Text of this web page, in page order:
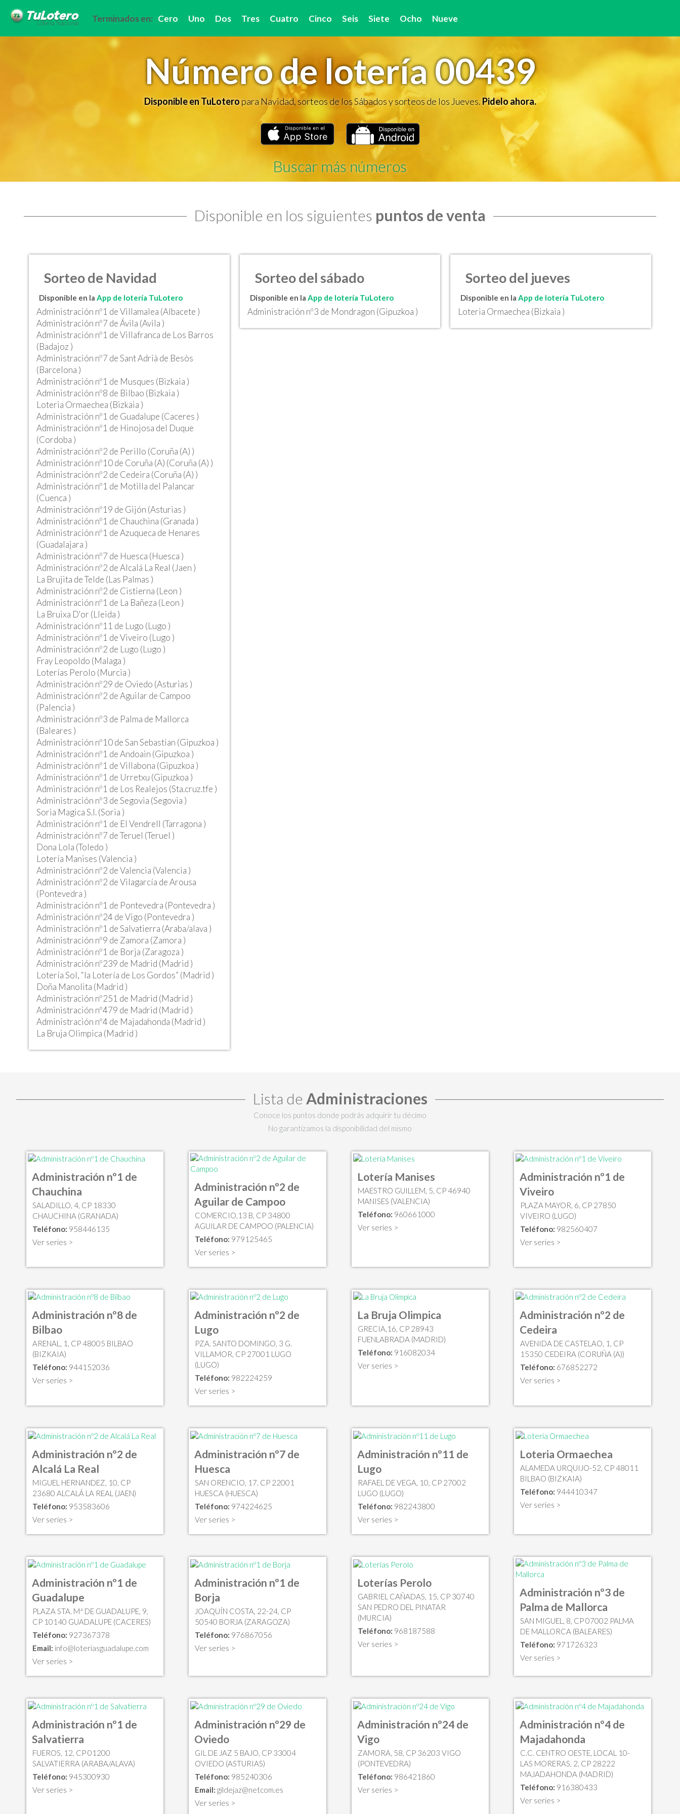
Terminados en: Cero Uno Dos Tres Cuatro Cinco Seis Siete Ocho Nueve
Número de lotería 00439
Disponible en TuLoteropara Navidad, sorteos de los Sábados y sorteos de los Jueves.Pidelo ahora.
Buscar más números
Disponible en los siguientes puntos de venta
Sorteo de Navidad
Disponible en la App de lotería TuLotero
Administración nº1 de Villamalea (Albacete )
Administración nº7 de Ávila (Avila )
Administración nº1 de Villafranca de Los Barros
(Badajoz )
Administración nº7 de Sant Adrià de Besòs
(Barcelona )
Administración nº1 de Musques (Bizkaia )
Administración nº8 de Bilbao (Bizkaia )
Loteria Ormaechea (Bizkaia )
Administración nº1 de Guadalupe (Caceres )
Administración nº1 de Hinojosa del Duque
(Cordoba )
Administración nº2 de Perillo (Coruña (A) )
Administración nº10 de Coruña (A) (Coruña (A) )
Administración nº2 de Cedeira (Coruña (A) )
Administración nº1 de Motilla del Palancar
(Cuenca )
Administración nº19 de Gijón (Asturias )
Administración nº1 de Chauchina (Granada )
Administración nº1 de Azuqueca de Henares
(Guadalajara )
Administración nº7 de Huesca (Huesca )
Administración nº2 de Alcalá La Real (Jaen )
La Brujita de Telde (Las Palmas )
Administración nº2 de Cistierna (Leon )
Administración nº1 de La Bañeza (Leon )
La Bruixa D'or (Lleida )
Administración nº11 de Lugo (Lugo )
Administración nº1 de Viveiro (Lugo )
Administración nº2 de Lugo (Lugo )
Fray Leopoldo (Malaga )
Loterías Perolo (Murcia )
Administración nº29 de Oviedo (Asturias )
Administración nº2 de Aguilar de Campoo
(Palencia )
Administración nº3 de Palma de Mallorca
(Baleares )
Administración nº10 de San Sebastian (Gipuzkoa )
Administración nº1 de Andoain (Gipuzkoa )
Administración nº1 de Villabona (Gipuzkoa )
Administración nº1 de Urretxu (Gipuzkoa )
Administración nº1 de Los Realejos (Sta.cruz.tfe )
Administración nº3 de Segovia (Segovia )
Soria Magica S.l. (Soria )
Administración nº1 de El Vendrell (Tarragona )
Administración nº7 de Teruel (Teruel )
Dona Lola (Toledo )
Lotería Manises (Valencia )
Administración nº2 de Valencia (Valencia )
Administración nº2 de Vilagarcía de Arousa
(Pontevedra )
Administración nº1 de Pontevedra (Pontevedra )
Administración nº24 de Vigo (Pontevedra )
Administración nº1 de Salvatierra (Araba/alava )
Administración nº9 de Zamora (Zamora )
Administración nº1 de Borja (Zaragoza )
Administración nº239 de Madrid (Madrid )
Lotería Sol, “la Lotería de Los Gordos” (Madrid )
Doña Manolita (Madrid )
Administración nº251 de Madrid (Madrid )
Administración nº479 de Madrid (Madrid )
Administración nº4 de Majadahonda (Madrid )
La Bruja Olimpica (Madrid )
Sorteo del sábado
Disponible en la App de lotería TuLotero
Administración nº3 de Mondragon (Gipuzkoa )
Sorteo del jueves
Disponible en laApp de lotería TuLotero
Loteria Ormaechea (Bizkaia )
Lista de Administraciones
Conoce los puntos donde podrás adquirir tu décimo
No garantizamos la disponibilidad del mismo
Administración nº1 de
Chauchina
SALADILLO, 4, CP 18330
CHAUCHINA (GRANADA)
Teléfono: 958446135
Ver series >
Administración nº2 de
Aguilar de Campoo
COMERCIO,13 B, CP 34800
AGUILAR DE CAMPOO (PALENCIA)
Teléfono: 979125465
Ver series >
Lotería Manises
MAESTRO GUILLEM, 5, CP 46940
MANISES (VALENCIA)
Teléfono: 960661000
Ver series >
Administración nº1 de
Viveiro
PLAZA MAYOR, 6, CP 27850
VIVEIRO (LUGO)
Teléfono: 982560407
Ver series >
Administración nº8 de
Bilbao
ARENAL, 1, CP 48005 BILBAO
(BIZKAIA)
Teléfono: 944152036
Ver series >
Administración nº2 de
Lugo
PZA. SANTO DOMINGO, 3 G.
VILLAMOR, CP 27001 LUGO
(LUGO)
Teléfono: 982224259
Ver series >
La Bruja Olimpica
GRECIA,16, CP 28943
FUENLABRADA (MADRID)
Teléfono: 916082034
Ver series >
Administración nº2 de
Cedeira
AVENIDA DE CASTELAO, 1, CP
15350 CEDEIRA (CORUÑA (A))
Teléfono: 676852272
Ver series >
Administración nº2 de
Alcalá La Real
MIGUEL HERNANDEZ, 10, CP
23680 ALCALÁ LA REAL (JAEN)
Teléfono: 953583606
Ver series >
Administración nº7 de
Huesca
SAN ORENCIO, 17, CP 22001
HUESCA (HUESCA)
Teléfono: 974224625
Ver series >
Administración nº11 de
Lugo
RAFAEL DE VEGA, 10, CP 27002
LUGO (LUGO)
Teléfono: 982243800
Ver series >
Loteria Ormaechea
ALAMEDA URQUIJO-52, CP 48011
BILBAO (BIZKAIA)
Teléfono: 944410347
Ver series >
Administración nº1 de
Guadalupe
PLAZA STA. Mª DE GUADALUPE, 9,
CP 10140 GUADALUPE (CACERES)
Teléfono: 927367378
Email: info@loteriasguadalupe.com
Ver series >
Administración nº1 de
Borja
JOAQUÍN COSTA, 22-24, CP
50540 BORJA (ZARAGOZA)
Teléfono: 976867056
Ver series >
Loterías Perolo
GABRIEL CAÑADAS, 15, CP 30740
SAN PEDRO DEL PINATAR
(MURCIA)
Teléfono: 968187588
Ver series >
Administración nº3 de
Palma de Mallorca
SAN MIGUEL, 8, CP 07002 PALMA
DE MALLORCA (BALEARES)
Teléfono: 971726323
Ver series >
Administración nº1 de
Salvatierra
FUEROS, 12, CP 01200
SALVATIERRA (ARABA/ALAVA)
Teléfono: 945300930
Ver series >
Administración nº29 de
Oviedo
GIL DE JAZ 5 BAJO, CP 33004
OVIEDO (ASTURIAS)
Teléfono: 985240306
Email: gildejaz@netcom.es
Ver series >
Administración nº24 de
Vigo
ZAMORA, 58, CP 36203 VIGO
(PONTEVEDRA)
Teléfono: 986421860
Ver series >
Administración nº4 de
Majadahonda
C.C. CENTRO OESTE, LOCAL 10-
LAS MORERAS, 2, CP 28222
MAJADAHONDA (MADRID)
Teléfono: 916380433
Ver series >